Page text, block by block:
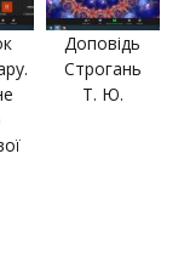
Доповідь
Строгань
Т. Ю.